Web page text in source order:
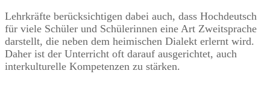
Lehrkräfte berücksichtigen dabei auch, dass Hochdeutsch
für viele Schüler und Schülerinnen eine Art Zweitsprache
darstellt, die neben dem heimischen Dialekt erlernt wird.
Daher ist der Unterricht oft darauf ausgerichtet, auch
interkulturelle Kompetenzen zu stärken.